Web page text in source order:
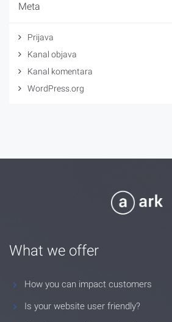
Meta
Prijava
Kanal objava
Kanal komentara
WordPress.org
What we offer
How you can impact customers
Is your website user friendly?